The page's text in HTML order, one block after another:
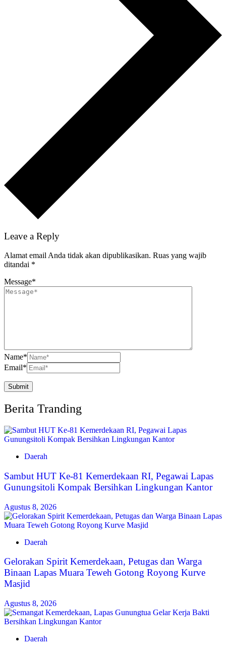
Leave a Reply
Alamat email Anda tidak akan dipublikasikan. Ruas yang wajib
ditandai *
Message*
Name*
Email*
Berita Tranding
Daerah
Sambut HUT Ke-81 Kemerdekaan RI, Pegawai Lapas
Gunungsitoli Kompak Bersihkan Lingkungan Kantor
Agustus 8, 2026
Daerah
Gelorakan Spirit Kemerdekaan, Petugas dan Warga
Binaan Lapas Muara Teweh Gotong Royong Kurve
Masjid
Agustus 8, 2026
Daerah